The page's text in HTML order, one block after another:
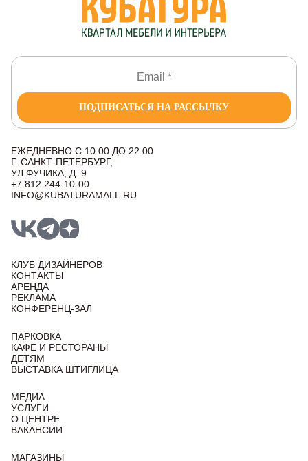
ПОДПИСАТЬСЯ НА РАССЫЛКУ
ЕЖЕДНЕВНО С 10:00 ДО 22:00
Г. САНКТ-ПЕТЕРБУРГ,
УЛ.ФУЧИКА, Д. 9
+7 812 244-10-00
INFO@KUBATURAMALL.RU
КЛУБ ДИЗАЙНЕРОВ
КОНТАКТЫ
АРЕНДА
РЕКЛАМА
КОНФЕРЕНЦ-ЗАЛ
ПАРКОВКА
КАФЕ И РЕСТОРАНЫ
ДЕТЯМ
ВЫСТАВКА ШТИГЛИЦА
МЕДИА
УСЛУГИ
О ЦЕНТРЕ
ВАКАНСИИ
МАГАЗИНЫ